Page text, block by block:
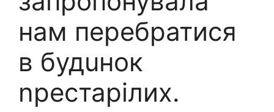
нам перебратися
в будuнок
nрестарілих.